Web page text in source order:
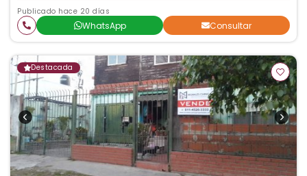
Publicado hace 20 días
WhatsApp Consultar
Destacada